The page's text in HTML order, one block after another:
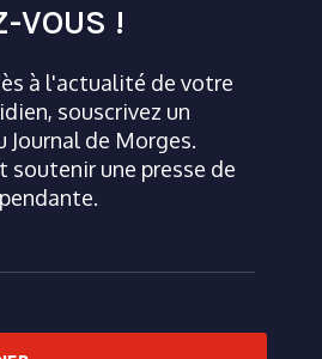
VOUS !
à l'actualité de votre
souscrivez un
Journal de Morges.
soutenir une presse de